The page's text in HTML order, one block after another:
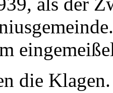
die Klagen.